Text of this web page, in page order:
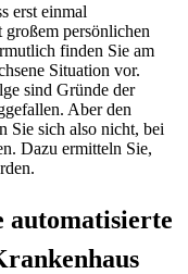
erst einmal
persönlichen
finden Sie am
Situation vor.
sind Gründe der
Aber den
Sie sich also nicht, bei
Dazu ermitteln Sie,